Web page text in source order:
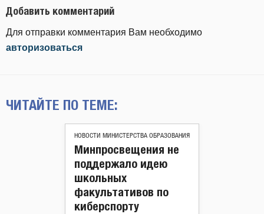
Добавить комментарий
Для отправки комментария Вам необходимо
авторизоваться
ЧИТАЙТЕ ПО ТЕМЕ:
НОВОСТИ МИНИСТЕРСТВА ОБРАЗОВАНИЯ
Минпросвещения не
поддержало идею
школьных
факультативов по
киберспорту